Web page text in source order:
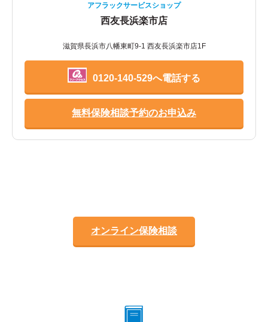
アフラックサービスショップ
西友長浜楽市店
滋賀県長浜市八幡東町9-1 西友長浜楽市店1F
0120-140-529へ電話する
無料保険相談予約のお申込み
オンライン保険相談